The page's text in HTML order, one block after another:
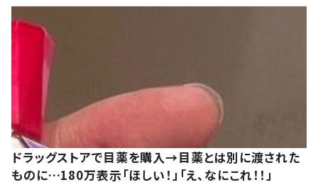
ドラッグストアで目薬を購入→目薬とは別に渡された
ものに…180万表示「ほしい！」「え、なにこれ！！」